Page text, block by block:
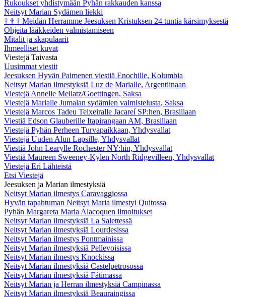
Rukoukset yhdistymään Pyhän rakkauden kanssa
Neitsyt Marian Sydämen liekki
† † † Meidän Herramme Jeesuksen Kristuksen 24 tuntia kärsimyksestä
Ohjeita lääkkeiden valmistamiseen
Mitalit ja skapulaarit
Ihmeelliset kuvat
Viestejä Taivasta
Uusimmat viestit
Jeesuksen Hyvän Paimenen viestiä Enochille, Kolumbia
Neitsyt Marian ilmestyksiä Luz de Marialle, Argentiinaan
Viestejä Annelle Mellatz/Goettingen, Saksa
Viestejä Marialle Jumalan sydämien valmistelusta, Saksa
Viestejä Marcos Tadeu Teixeiralle Jacareí SP:hen, Brasiliaan
Viestiä Edson Glauberille Itapirangaan AM, Brasiliaan
Viestejä Pyhän Perheen Turvapaikkaan, Yhdysvallat
Viestejä Uuden Alun Lapsille, Yhdysvallat
Viestiä John Learylle Rochester NY:hin, Yhdysvallat
Viestiä Maureen Sweeney-Kylen North Ridgevilleen, Yhdysvallat
Viestejä Eri Lähteistä
Etsi Viestejä
Jeesuksen ja Marian ilmestyksiä
Neitsyt Marian ilmestys Caravaggiossa
Hyvän tapahtuman Neitsyt Maria ilmestyi Quitossa
Pyhän Margareta Maria Alacoquen ilmoitukset
Neitsyt Marian ilmestyksiä La Salettessä
Neitsyt Marian ilmestyksiä Lourdesissa
Neitsyt Marian ilmestys Pontmainissa
Neitsyt Marian ilmestyksiä Pellevoisissa
Neitsyt Marian ilmestys Knockissa
Neitsyt Marian ilmestyksiä Castelpetrosossa
Neitsyt Marian ilmestyksiä Fátimassa
Neitsyt Marian ja Herran ilmestyksiä Campinassa
Neitsyt Marian ilmestyksiä Beauraingissa